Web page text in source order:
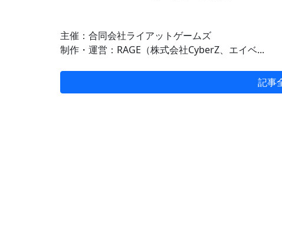
主催：合同会社ライアットゲームズ
制作・運営：RAGE（株式会社CyberZ、エイベ...
記事